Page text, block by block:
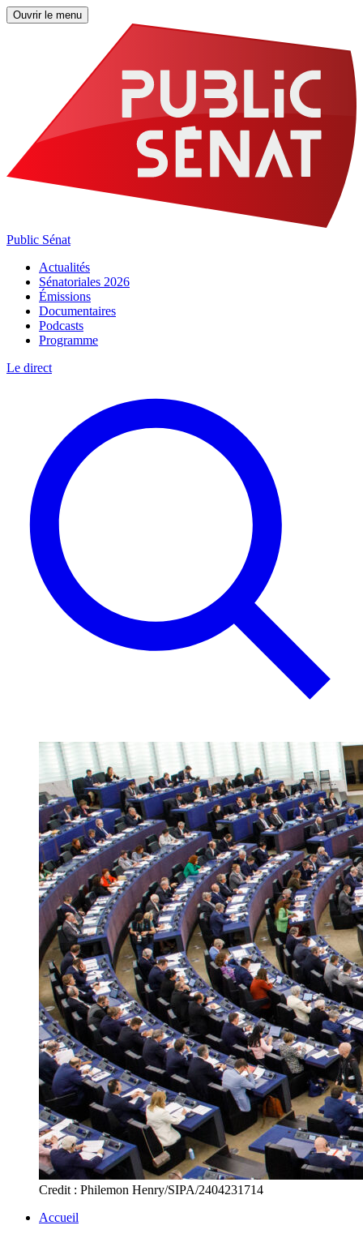
Ouvrir le menu
Public Sénat
Actualités
Sénatoriales 2026
Émissions
Documentaires
Podcasts
Programme
Le direct
Credit : Philemon Henry/SIPA/2404231714
Accueil